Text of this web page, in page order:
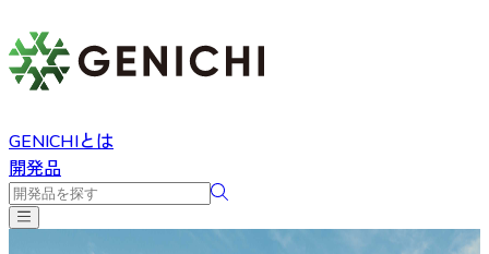
GENICHIとは
開発品